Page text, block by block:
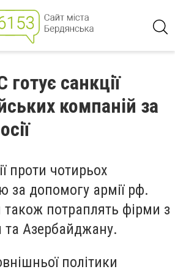
санкції
компаній за
проти чотирьох
за допомогу армії рф.
потраплять фірми з
та Азербайджану.
політики